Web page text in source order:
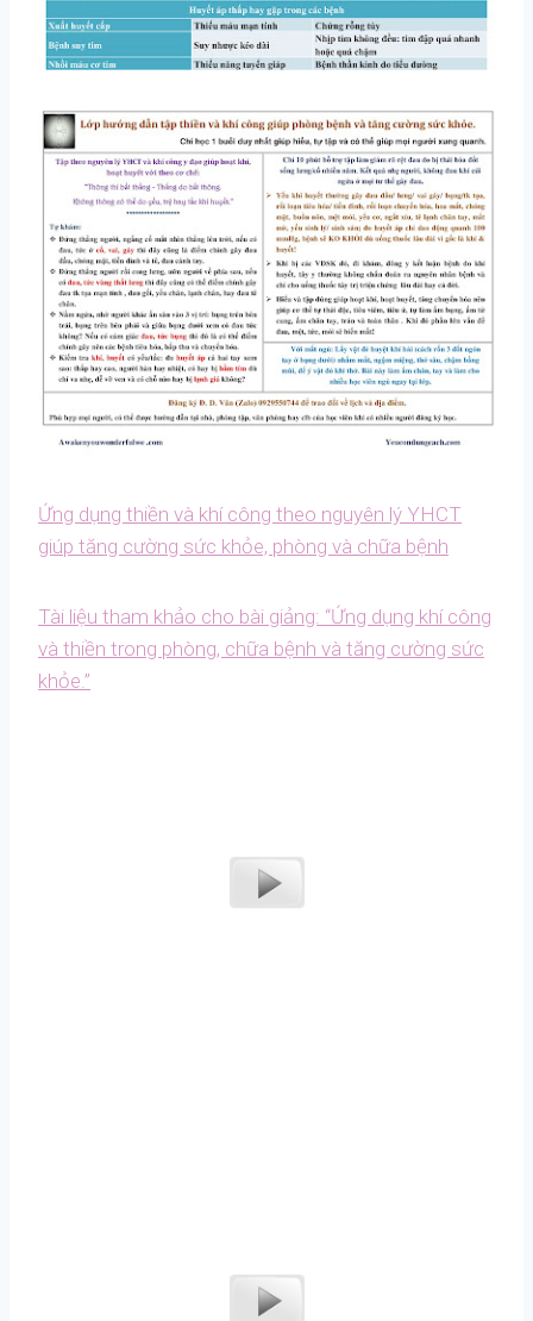
Ứng dụng thiền và khí công theo nguyên lý YHCT
giúp tăng cường sức khỏe, phòng và chữa bệnh
Tài liệu tham khảo cho bài giảng: “Ứng dụng khí công
và thiền trong phòng, chữa bệnh và tăng cường sức
khỏe.”